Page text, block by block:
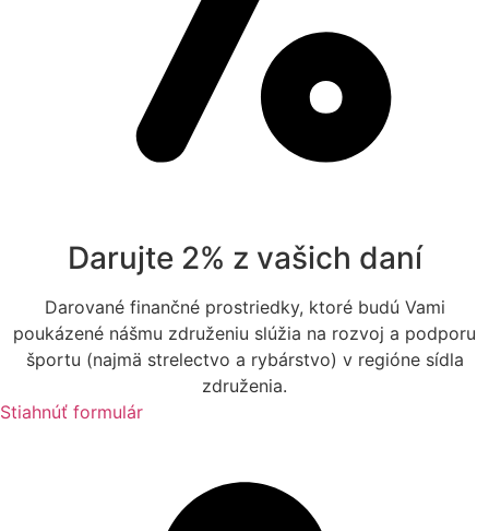
Darujte 2% z vašich daní
Darované finančné prostriedky, ktoré budú Vami
poukázené nášmu združeniu slúžia na rozvoj a podporu
športu (najmä strelectvo a rybárstvo) v regióne sídla
združenia.
Stiahnúť formulár